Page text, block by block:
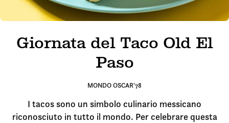
Giornata del Taco Old El
Paso
MONDO OSCAR'78
I tacos sono un simbolo culinario messicano
riconosciuto in tutto il mondo. Per celebrare questa